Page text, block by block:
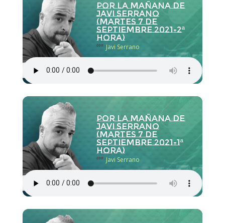
Por la Mañana de
Javi Serrano
(martes 7 de
septiembre 2021-2ª
hora)
con Javi Serrano
Por la Mañana de
Javi Serrano
(martes 7 de
septiembre 2021-1ª
hora)
con Javi Serrano